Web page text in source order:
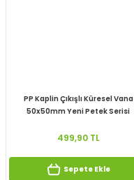
PP Kaplin Çıkışlı Küresel Vana
50x50mm Yeni Petek Serisi
499,90 TL
Sepete Ekle